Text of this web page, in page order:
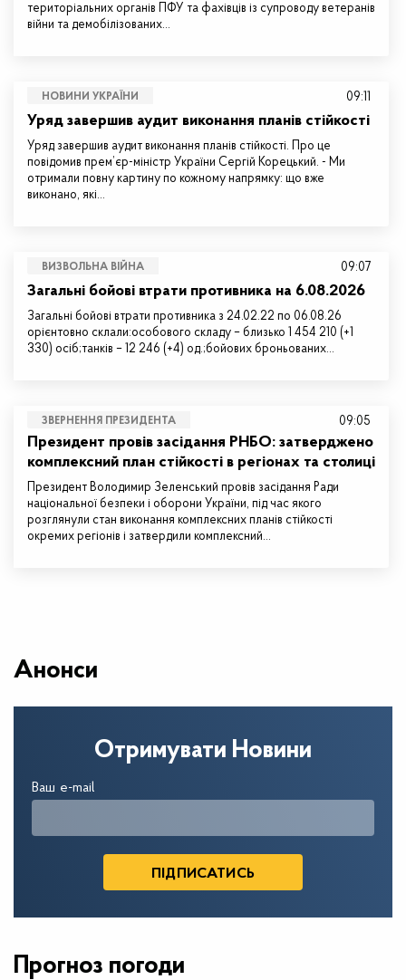
територіальних органів ПФУ та фахівців із супроводу ветеранів
війни та демобілізованих…
НОВИНИ УКРАЇНИ
Уряд завершив аудит виконання планів стійкості
Уряд завершив аудит виконання планів стійкості. Про це
повідомив прем’єр-міністр України Сергій Корецький. - Ми
отримали повну картину по кожному напрямку: що вже
виконано, які…
09:11
ВИЗВОЛЬНА ВІЙНА
Загальні бойові втрати противника на 6.08.2026
Загальні бойові втрати противника з 24.02.22 по 06.08.26
орієнтовно склали:особового складу – близько 1 454 210 (+1
330) осіб;танків – 12 246 (+4) од.;бойових броньованих…
09:07
ЗВЕРНЕННЯ ПРЕЗИДЕНТА
Президент провів засідання РНБО: затверджено
комплексний план стійкості в регіонах та столиці
Президент Володимир Зеленський провів засідання Ради
національної безпеки і оборони України, під час якого
розглянули стан виконання комплексних планів стійкості
окремих регіонів і затвердили комплексний…
09:05
Анонси
Отримувати Новини
Ваш e-mail
Прогноз погоди